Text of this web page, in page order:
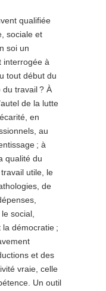
qualifiée
sociale et
soi un
interrogée à
tout début du
du travail ? À
de la lutte
en
au
; à
qualité du
utile, le
de
social,
démocratie ;
et des
vraie, celle
Un outil